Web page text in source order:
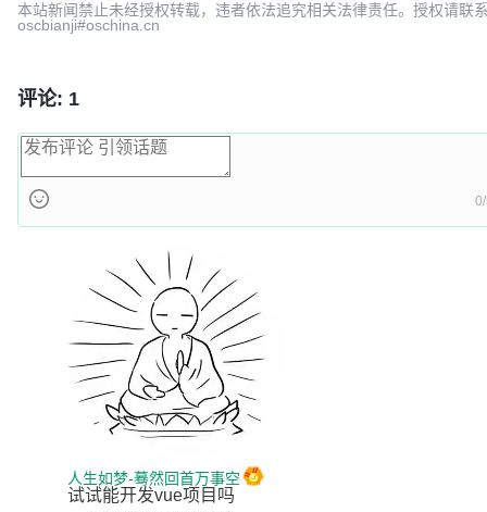
本站新闻禁止未经授权转载，违者依法追究相关法律责任。授权请联
oscbianji#oschina.cn
评论: 1
人生如梦-蓦然回首万事空
试试能开发vue项目吗